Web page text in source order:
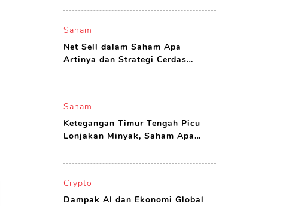
Saham
Net Sell dalam Saham Apa
Artinya dan Strategi Cerdas
Saham
Ketegangan Timur Tengah Picu
Lonjakan Minyak, Saham Apa
Crypto
Dampak AI dan Ekonomi Global